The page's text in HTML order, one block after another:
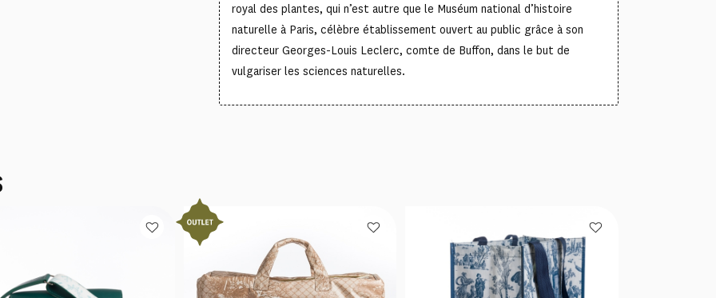
royal des plantes, qui n’est autre que le Muséum national d’histoire
naturelle à Paris, célèbre établissement ouvert au public grâce à son
directeur Georges-Louis Leclerc, comte de Buffon, dans le but de
vulgariser les sciences naturelles.